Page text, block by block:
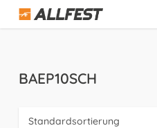
Skip
BAEP10SCH